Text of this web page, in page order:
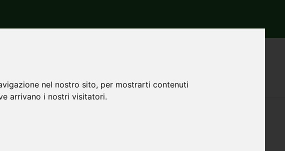
nel nostro sito, per mostrarti contenuti
arrivano i nostri visitatori.